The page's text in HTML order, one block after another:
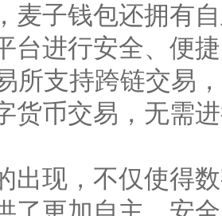
麦子钱包还拥有
台进行安全、便
所支持跨链交易
货币交易，无需
出现，不仅使得